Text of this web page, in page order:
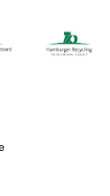
(bieżąca